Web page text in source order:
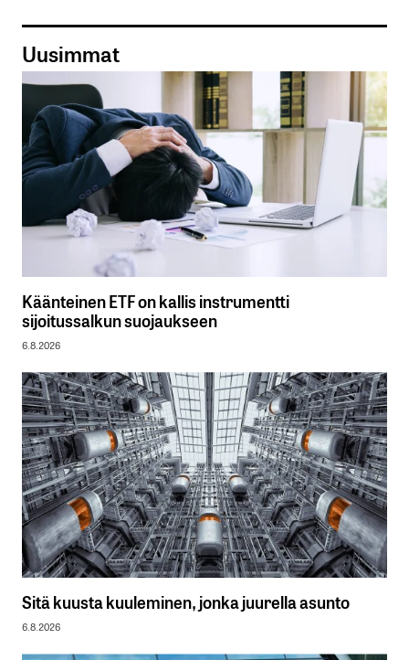
Uusimmat
Käänteinen ETF on kallis instrumentti
sijoitussalkun suojaukseen
6.8.2026
Sitä kuusta kuuleminen, jonka juurella asunto
6.8.2026